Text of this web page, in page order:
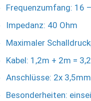
Frequenzumfang: 16
Impedanz: 40 Ohm
Maximaler
Kabel: 1,2m + 2m =
Anschlüsse: 2x
Besonderheiten: